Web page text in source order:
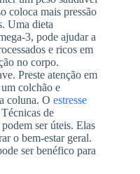
coloca mais pressão
Uma dieta
3, pode ajudar a
e ricos em
no corpo.
Preste atenção em
colchão e
coluna. O estresse
de
ser úteis. Elas
o bem-estar geral.
ser benéfico para